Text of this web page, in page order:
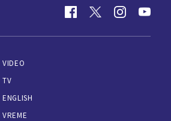
VIDEO
TV
ENGLISH
VREME